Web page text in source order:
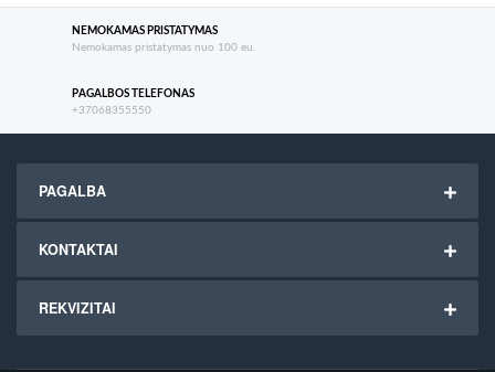
NEMOKAMAS PRISTATYMAS
Nemokamas pristatymas nuo 100 eu.
PAGALBOS TELEFONAS
+37068355550
PAGALBA
KONTAKTAI
REKVIZITAI